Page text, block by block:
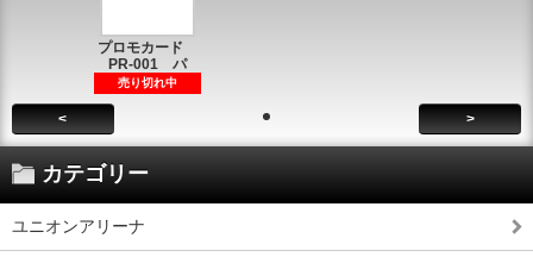
プロモカード
PR-001 パ
売り切れ中
< >
カテゴリー
ユニオンアリーナ